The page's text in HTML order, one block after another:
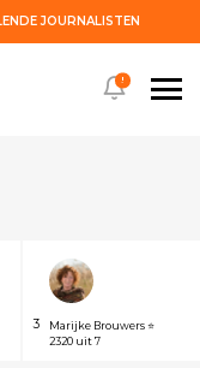
JOURNALISTEN
3
Marijke Brouwers ⭐
2320 uit 7
!